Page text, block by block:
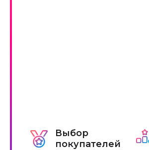
Выбор
покупателей